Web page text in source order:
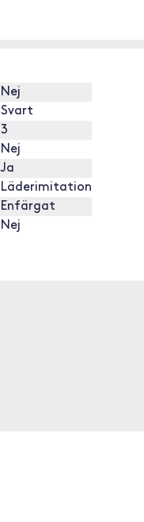
Nej
Svart
3
Nej
Ja
Läderimitation
Enfärgat
Nej